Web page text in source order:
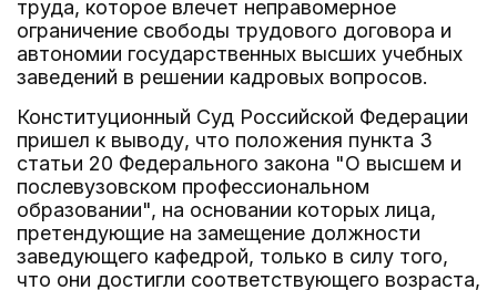
труда, которое влечет неправомерное
ограничение свободы трудового договора и
автономии государственных высших учебных
заведений в решении кадровых вопросов.
Конституционный Суд Российской Федерации
пришел к выводу, что положения пункта 3
статьи 20 Федерального закона "О высшем и
послевузовском профессиональном
образовании", на основании которых лица,
претендующие на замещение должности
заведующего кафедрой, только в силу того,
что они достигли соответствующего возраста,